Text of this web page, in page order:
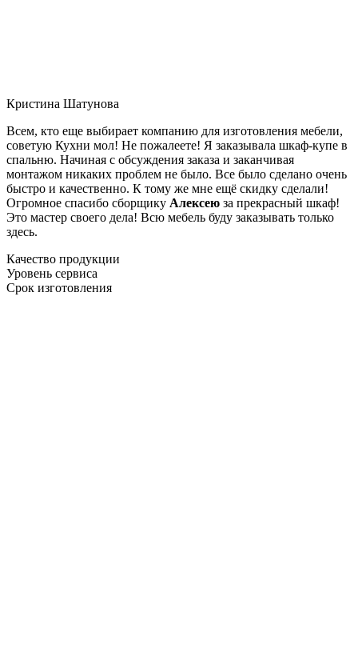
Кристина Шатунова
Всем, кто еще выбирает компанию для изготовления мебели,
советую Кухни мол! Не пожалеете! Я заказывала шкаф-купе в
спальню. Начиная с обсуждения заказа и заканчивая
монтажом никаких проблем не было. Все было сделано очень
быстро и качественно. К тому же мне ещё скидку сделали!
Огромное спасибо сборщику Алексею за прекрасный шкаф!
Это мастер своего дела! Всю мебель буду заказывать только
здесь.
Качество продукции
Уровень сервиса
Срок изготовления